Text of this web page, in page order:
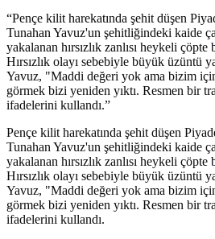
“Pençe kilit harekatında şehit düşen
Tunahan Yavuz'un şehitliğindeki kaide
yakalanan hırsızlık zanlısı heykeli
Hırsızlık olayı sebebiyle büyük üzüntü
Yavuz, "Maddi değeri yok ama bizim
görmek bizi yeniden yıktı. Resmen bir
ifadelerini kullandı.”
Pençe kilit harekatında şehit düşen
Tunahan Yavuz'un şehitliğindeki kaide
yakalanan hırsızlık zanlısı heykeli
Hırsızlık olayı sebebiyle büyük üzüntü
Yavuz, "Maddi değeri yok ama bizim
görmek bizi yeniden yıktı. Resmen bir
ifadelerini kullandı.